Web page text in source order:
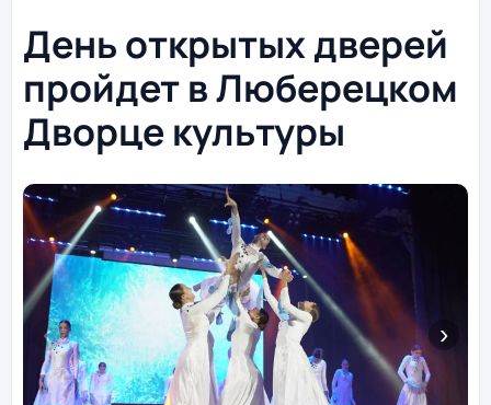
День открытых дверей
пройдет в Люберецком
Дворце культуры